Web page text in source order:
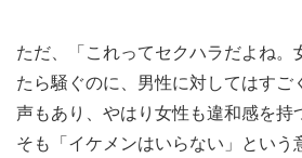
ただ、「これってセクハラだよね。
たら騒ぐのに、男性に対してはすご
声もあり、やはり女性も違和感を持
そも「イケメンはいらない」という